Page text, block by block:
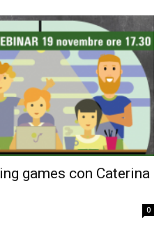
sulle
didattiche
attive,
games con Caterina
0